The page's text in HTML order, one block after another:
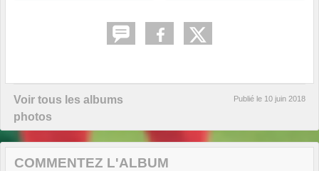
Voir tous les albums
photos
Publié le 10 juin 2018
COMMENTEZ L'ALBUM